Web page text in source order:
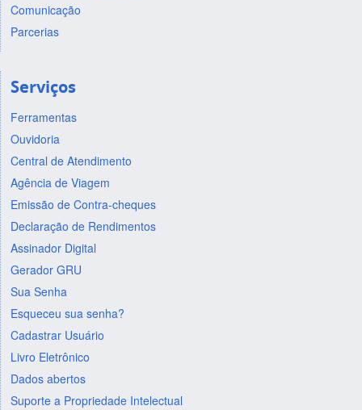
Comunicação
Parcerias
Serviços
Ferramentas
Ouvidoria
Central de Atendimento
Agência de Viagem
Emissão de Contra-cheques
Declaração de Rendimentos
Assinador Digital
Gerador GRU
Sua Senha
Esqueceu sua senha?
Cadastrar Usuário
Livro Eletrônico
Dados abertos
Suporte a Propriedade Intelectual